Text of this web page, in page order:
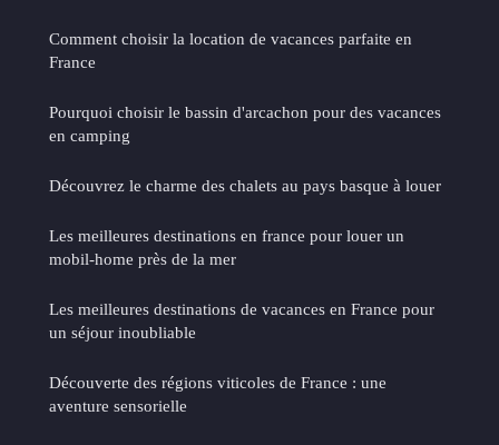
Comment choisir la location de vacances parfaite en
France
Pourquoi choisir le bassin d'arcachon pour des vacances
en camping
Découvrez le charme des chalets au pays basque à louer
Les meilleures destinations en france pour louer un
mobil-home près de la mer
Les meilleures destinations de vacances en France pour
un séjour inoubliable
Découverte des régions viticoles de France : une
aventure sensorielle